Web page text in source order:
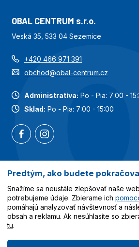
OBAL CENTRUM s.r.o.
Veská 35, 533 04 Sezemice
+420 466 971 391
obchod@obal-centrum.cz
Administratíva: Po - Pia: 7:00 -
Sklad: Po - Pia: 7:00 - 15:00
Najobľúbenejšie kategórie
Služby
Všetko o nákupe
Predtým, ako budete
Snažíme sa neustále zlepšovať naše
potrebujeme údaje. Zbierame ich
pomáhajú analyzovať návštevnosť a
obsah a reklamu. Ak nesúhlasíte so
tu.